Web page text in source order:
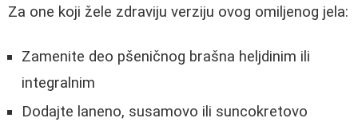
Za one koji žele zdraviju verziju ovog omiljenog jela:
Zamenite deo pšeničnog brašna heljdinim ili
integralnim
Dodajte laneno, susamovo ili suncokretovo